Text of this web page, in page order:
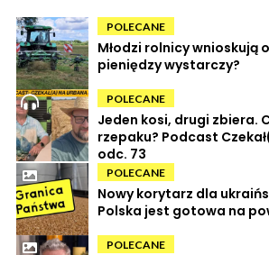
POLECANE
Młodzi rolnicy wnioskują o
pieniędzy wystarczy?
POLECANE
Jeden kosi, drugi zbiera.
rzepaku? Podcast
odc. 73
POLECANE
Nowy korytarz dla
Polska jest gotowa na
POLECANE